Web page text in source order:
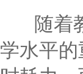
随着教
学水平